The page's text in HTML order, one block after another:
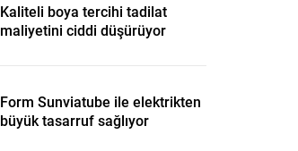
Kaliteli boya tercihi tadilat
maliyetini ciddi düşürüyor
Form Sunviatube ile elektrikten
büyük tasarruf sağlıyor